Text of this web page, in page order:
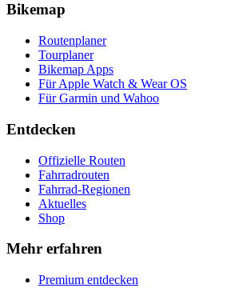
Bikemap
Routenplaner
Tourplaner
Bikemap Apps
Für Apple Watch & Wear OS
Für Garmin und Wahoo
Entdecken
Offizielle Routen
Fahrradrouten
Fahrrad-Regionen
Aktuelles
Shop
Mehr erfahren
Premium entdecken